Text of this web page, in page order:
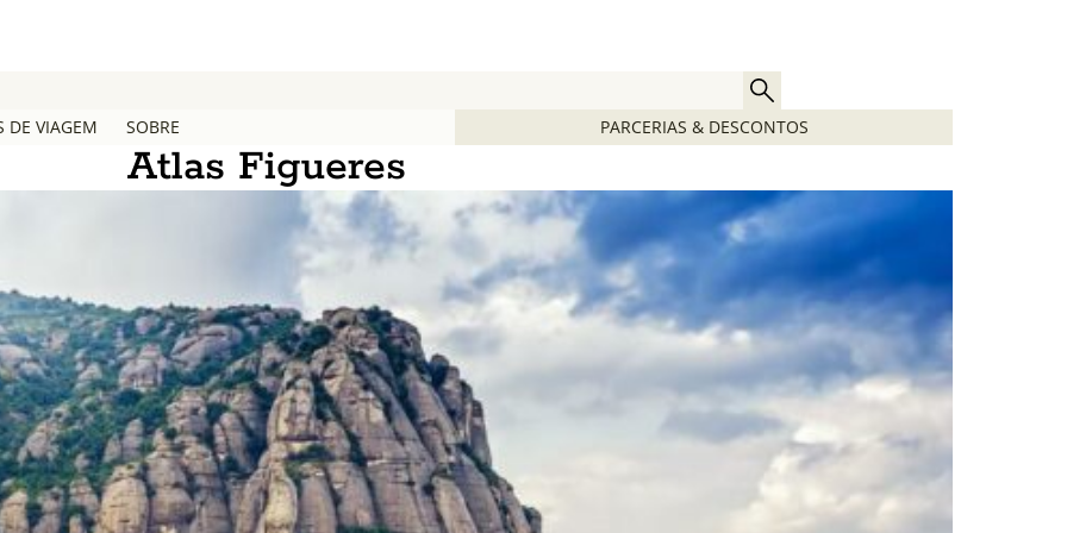
DE VIAGEM SOBRE PARCERIAS & DESCONTOS
Atlas Figueres